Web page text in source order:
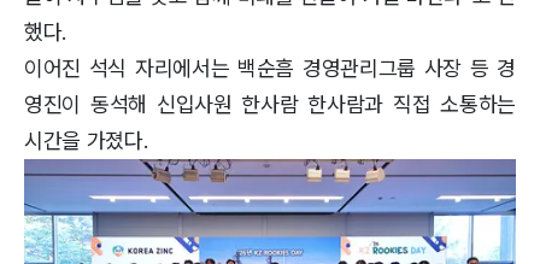
했다.
이어진 석식 자리에서는 백순흠 경영관리그룹 사장 등 경
영진이 동석해 신입사원 한사람 한사람과 직접 소통하는
시간을 가졌다.